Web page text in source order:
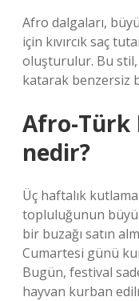
Afro dalgaları,
için kıvırcık saç
oluşturulur. Bu stil,
katarak benzersiz
Afro-Türk
nedir?
Üç haftalık
topluluğunun
bir buzağı satın
Cumartesi günü
Bugün, festival
hayvan kurban